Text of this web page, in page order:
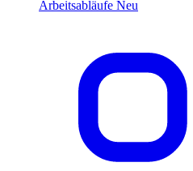
Arbeitsabläufe Neu